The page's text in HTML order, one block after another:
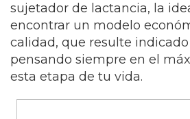
sujetador de lactancia, la
encontrar un modelo
calidad, que resulte
pensando siempre en el
esta etapa de tu vida.